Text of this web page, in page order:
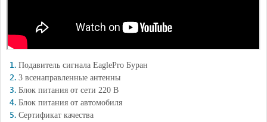
Подавитель сигнала EaglePro Буран
3 всенаправленные антенны
Блок питания от сети 220 В
Блок питания от автомобиля
Сертификат качества